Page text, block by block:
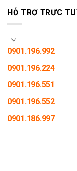
HỖ TRỢ TRỰC
0901.196.992
0901.196.224
0901.196.551
0901.196.552
0901.186.997